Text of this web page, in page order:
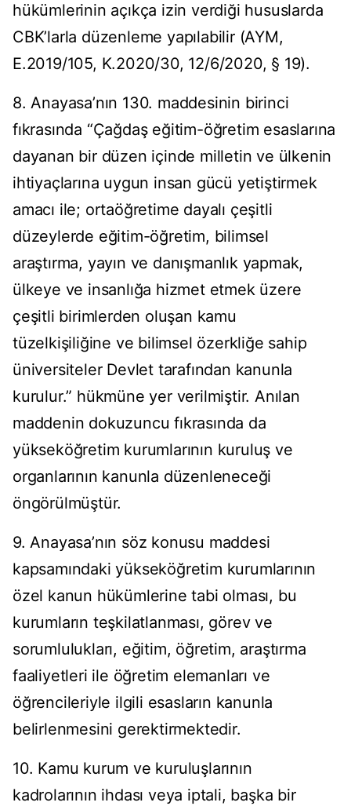
hükümlerinin açıkça izin verdiği hususlarda
CBK’larla düzenleme yapılabilir (AYM,
E.2019/105, K.2020/30, 12/6/2020, § 19).
8. Anayasa’nın 130. maddesinin birinci
fıkrasında “Çağdaş eğitim-öğretim esaslarına
dayanan bir düzen içinde milletin ve ülkenin
ihtiyaçlarına uygun insan gücü yetiştirmek
amacı ile; ortaöğretime dayalı çeşitli
düzeylerde eğitim-öğretim, bilimsel
araştırma, yayın ve danışmanlık yapmak,
ülkeye ve insanlığa hizmet etmek üzere
çeşitli birimlerden oluşan kamu
tüzelkişiliğine ve bilimsel özerkliğe sahip
üniversiteler Devlet tarafından kanunla
kurulur.” hükmüne yer verilmiştir. Anılan
maddenin dokuzuncu fıkrasında da
yükseköğretim kurumlarının kuruluş ve
organlarının kanunla düzenleneceği
öngörülmüştür.
9. Anayasa’nın söz konusu maddesi
kapsamındaki yükseköğretim kurumlarının
özel kanun hükümlerine tabi olması, bu
kurumların teşkilatlanması, görev ve
sorumlulukları, eğitim, öğretim, araştırma
faaliyetleri ile öğretim elemanları ve
öğrencileriyle ilgili esasların kanunla
belirlenmesini gerektirmektedir.
10. Kamu kurum ve kuruluşlarının
kadrolarının ihdası veya iptali, başka bir